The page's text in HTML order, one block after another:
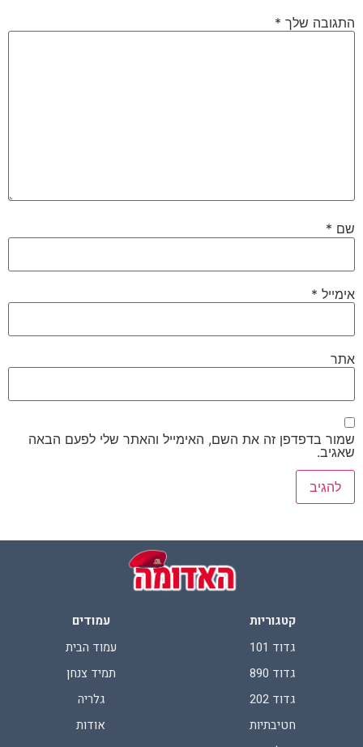
התגובה שלך *
שם *
אימייל *
אתר
שמור בדפדפן זה את השם, האימייל והאתר שלי לפעם הבאה
שאגיב.
קטגוריות
גדוד 101
גדוד 890
גדוד 202
חטיבתיות
עמודים
עמוד הבית
תמיד צנחן
גלריה
אודות